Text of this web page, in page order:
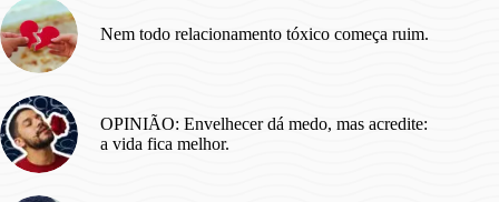
Nem todo relacionamento tóxico começa ruim.
OPINIÃO: Envelhecer dá medo, mas acredite:
a vida fica melhor.